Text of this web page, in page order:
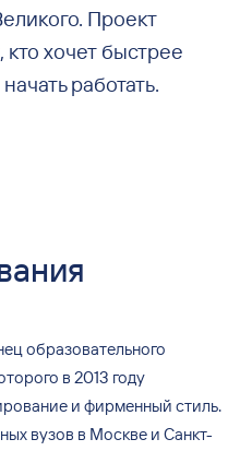
Проект
хочет быстрее
работать.
образовательного
в 2013 году
и фирменный стиль.
вузов в Москве и Санкт-